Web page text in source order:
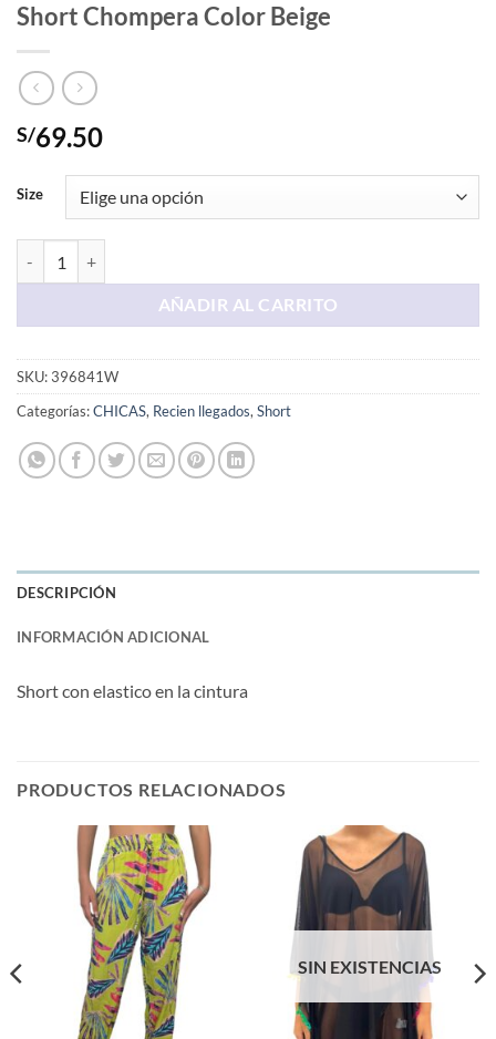
Short Chompera Color Beige
S/69.50
Size
AÑADIR AL CARRITO
SKU:396841W
Categorías:CHICAS, Recien llegados, Short
DESCRIPCIÓN
INFORMACIÓN ADICIONAL
Short con elastico en la cintura
PRODUCTOS RELACIONADOS
SIN EXISTENCIAS